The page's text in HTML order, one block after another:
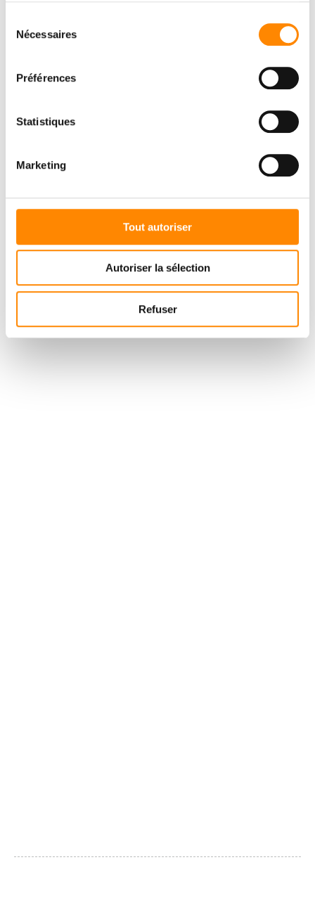
Nécessaires
Préférences
Statistiques
Marketing
Tout autoriser
Autoriser la sélection
Refuser